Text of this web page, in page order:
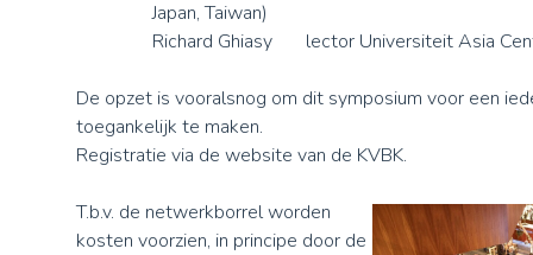
Japan, Taiwan)
Richard Ghiasy lector Universiteit Asia
De opzet is vooralsnog om dit symposium voor een
toegankelijk te maken.
Registratie via de website van de KVBK.
T.b.v. de netwerkborrel worden
kosten voorzien, in principe door de